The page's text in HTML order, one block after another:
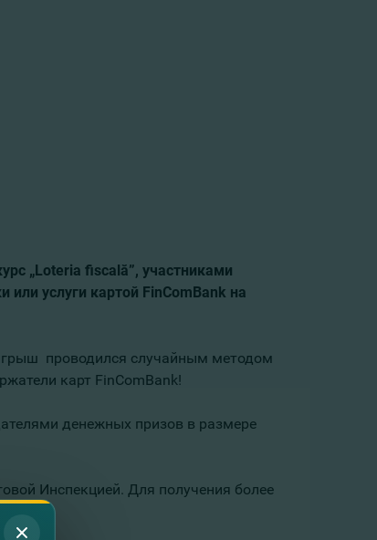
„Loteria fiscală”, участниками
услуги картой FinComBank на
проводился случайным методом
карт FinComBank!
денежных призов в размере
Инспекцией. Для получения более